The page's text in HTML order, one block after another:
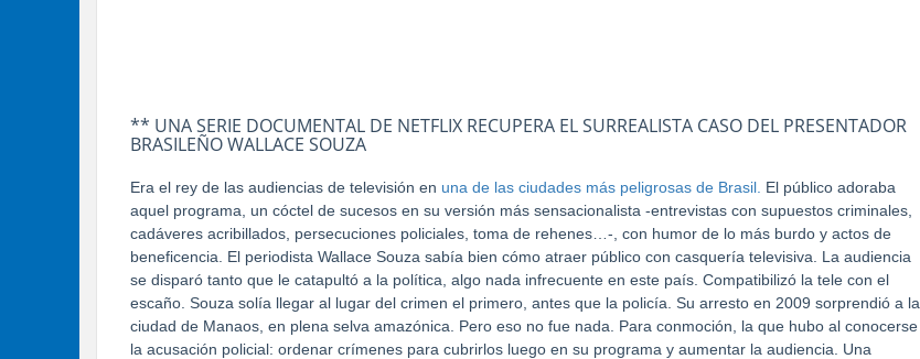
** UNA SERIE DOCUMENTAL DE NETFLIX RECUPERA EL SURREALISTA CASO DEL PRESENTADOR
BRASILEÑO WALLACE SOUZA
Era el rey de las audiencias de televisión en una de las ciudades más peligrosas de Brasil. El público adoraba
aquel programa, un cóctel de sucesos en su versión más sensacionalista -entrevistas con supuestos criminales,
cadáveres acribillados, persecuciones policiales, toma de rehenes…-, con humor de lo más burdo y actos de
beneficencia. El periodista Wallace Souza sabía bien cómo atraer público con casquería televisiva. La audiencia
se disparó tanto que le catapultó a la política, algo nada infrecuente en este país. Compatibilizó la tele con el
escaño. Souza solía llegar al lugar del crimen el primero, antes que la policía. Su arresto en 2009 sorprendió a la
ciudad de Manaos, en plena selva amazónica. Pero eso no fue nada. Para conmoción, la que hubo al conocerse
la acusación policial: ordenar crímenes para cubrirlos luego en su programa y aumentar la audiencia. Una